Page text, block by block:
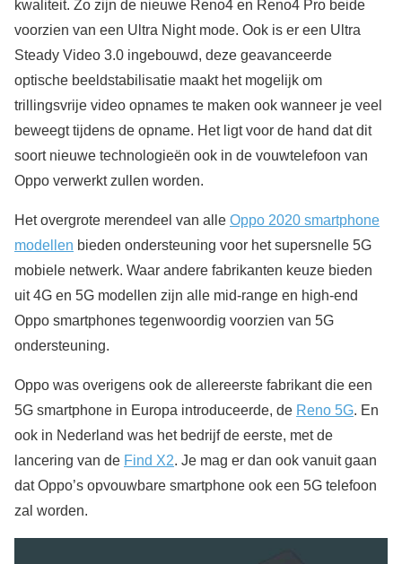
kwaliteit. Zo zijn de nieuwe Reno4 en Reno4 Pro beide
voorzien van een Ultra Night mode. Ook is er een Ultra
Steady Video 3.0 ingebouwd, deze geavanceerde
optische beeldstabilisatie maakt het mogelijk om
trillingsvrije video opnames te maken ook wanneer je veel
beweegt tijdens de opname. Het ligt voor de hand dat dit
soort nieuwe technologieën ook in de vouwtelefoon van
Oppo verwerkt zullen worden.
Het overgrote merendeel van alle Oppo 2020 smartphone
modellen bieden ondersteuning voor het supersnelle 5G
mobiele netwerk. Waar andere fabrikanten keuze bieden
uit 4G en 5G modellen zijn alle mid-range en high-end
Oppo smartphones tegenwoordig voorzien van 5G
ondersteuning.
Oppo was overigens ook de allereerste fabrikant die een
5G smartphone in Europa introduceerde, de Reno 5G. En
ook in Nederland was het bedrijf de eerste, met de
lancering van de Find X2. Je mag er dan ook vanuit gaan
dat Oppo’s opvouwbare smartphone ook een 5G telefoon
zal worden.